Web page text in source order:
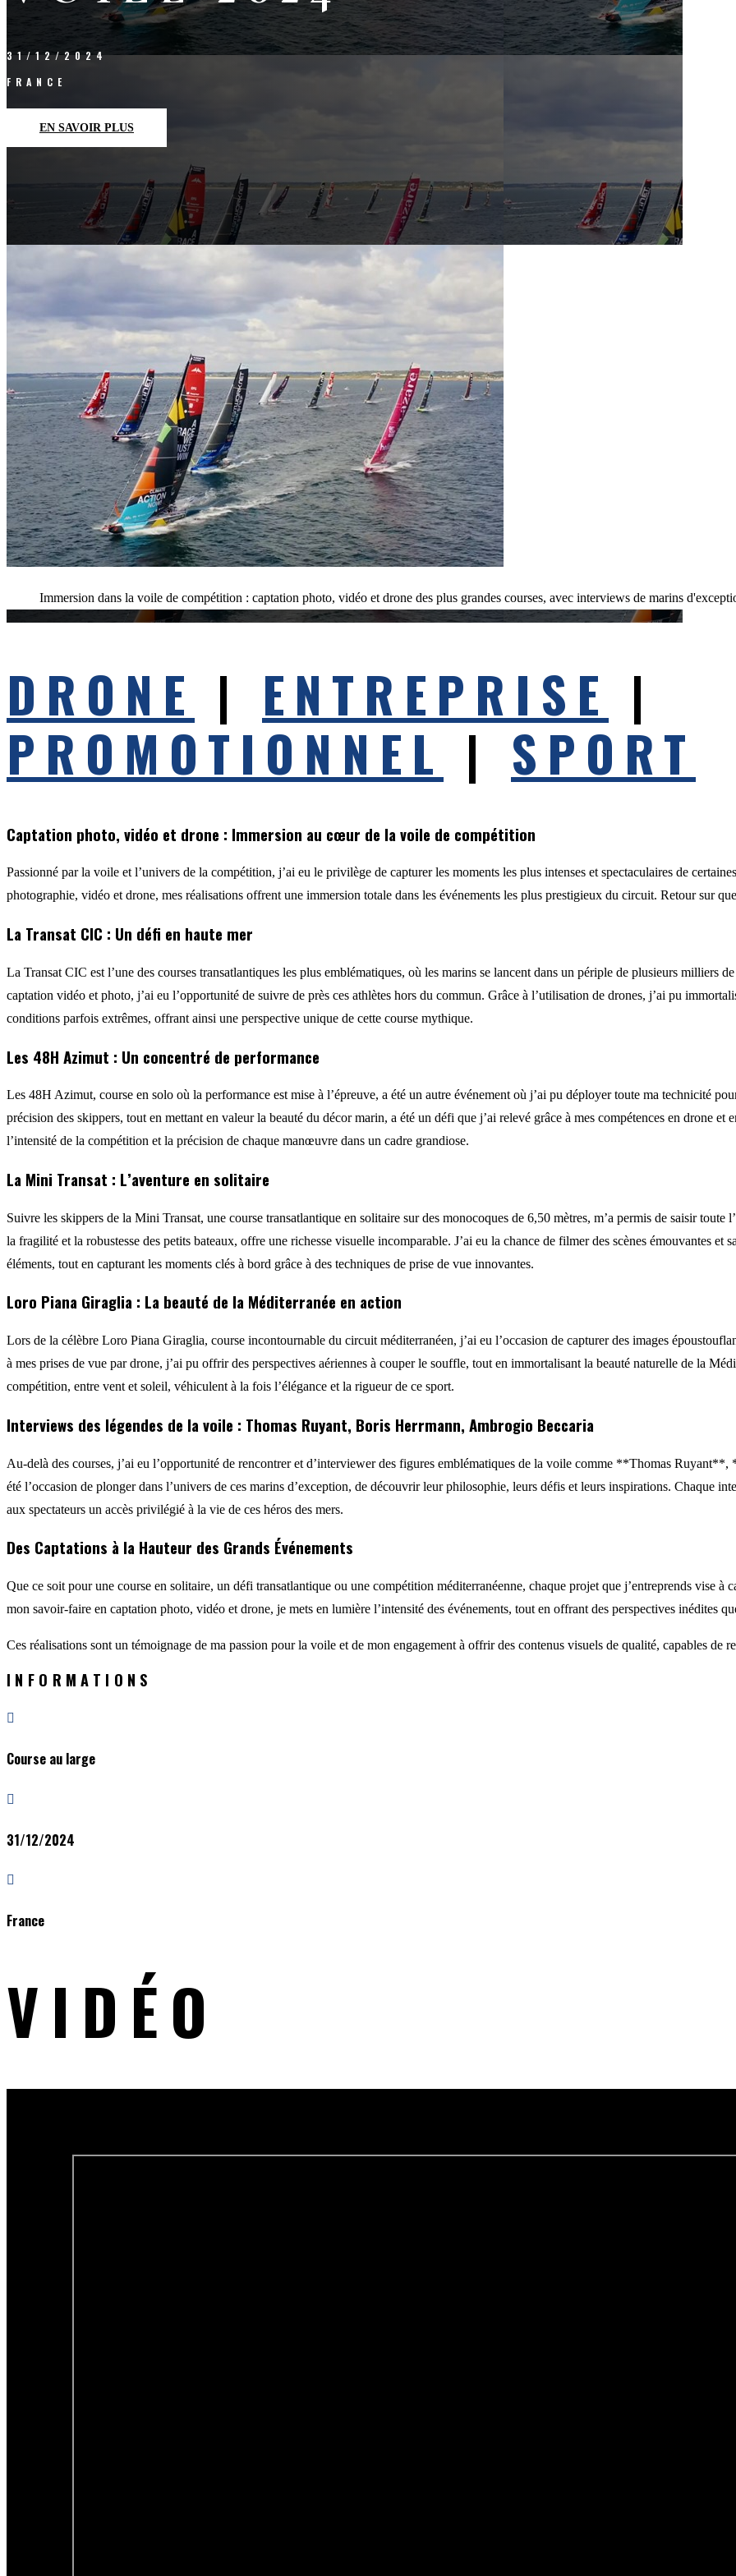
31/12/2024
FRANCE
EN SAVOIR PLUS
Immersion dans la voile de compétition : captation photo, vidéo et drone des plus grandes courses, avec interviews de marins
DRONE | ENTREPRISE |
PROMOTIONNEL | SPORT
Captation photo, vidéo et drone : Immersion au cœur de la voile de compétition
Passionné par la voile et l’univers de la compétition, j’ai eu le privilège de capturer les moments les plus intenses et spectaculaires de
photographie, vidéo et drone, mes réalisations offrent une immersion totale dans les événements les plus prestigieux du circuit. Retour sur
La Transat CIC : Un défi en haute mer
La Transat CIC est l’une des courses transatlantiques les plus emblématiques, où les marins se lancent dans un périple de plusieurs milliers
captation vidéo et photo, j’ai eu l’opportunité de suivre de près ces athlètes hors du commun. Grâce à l’utilisation de drones, j’ai pu
conditions parfois extrêmes, offrant ainsi une perspective unique de cette course mythique.
Les 48H Azimut : Un concentré de performance
Les 48H Azimut, course en solo où la performance est mise à l’épreuve, a été un autre événement où j’ai pu déployer toute ma technicité
précision des skippers, tout en mettant en valeur la beauté du décor marin, a été un défi que j’ai relevé grâce à mes compétences en drone
l’intensité de la compétition et la précision de chaque manœuvre dans un cadre grandiose.
La Mini Transat : L’aventure en solitaire
Suivre les skippers de la Mini Transat, une course transatlantique en solitaire sur des monocoques de 6,50 mètres, m’a permis de saisir toute
la fragilité et la robustesse des petits bateaux, offre une richesse visuelle incomparable. J’ai eu la chance de filmer des scènes émouvantes et
éléments, tout en capturant les moments clés à bord grâce à des techniques de prise de vue innovantes.
Loro Piana Giraglia : La beauté de la Méditerranée en action
Lors de la célèbre Loro Piana Giraglia, course incontournable du circuit méditerranéen, j’ai eu l’occasion de capturer des images
à mes prises de vue par drone, j’ai pu offrir des perspectives aériennes à couper le souffle, tout en immortalisant la beauté naturelle de la
compétition, entre vent et soleil, véhiculent à la fois l’élégance et la rigueur de ce sport.
Interviews des légendes de la voile : Thomas Ruyant, Boris Herrmann, Ambrogio Beccaria
Au-delà des courses, j’ai eu l’opportunité de rencontrer et d’interviewer des figures emblématiques de la voile comme **Thomas
été l’occasion de plonger dans l’univers de ces marins d’exception, de découvrir leur philosophie, leurs défis et leurs inspirations. Chaque
aux spectateurs un accès privilégié à la vie de ces héros des mers.
Des Captations à la Hauteur des Grands Événements
Que ce soit pour une course en solitaire, un défi transatlantique ou une compétition méditerranéenne, chaque projet que j’entreprends vise à
mon savoir-faire en captation photo, vidéo et drone, je mets en lumière l’intensité des événements, tout en offrant des perspectives inédites
Ces réalisations sont un témoignage de ma passion pour la voile et de mon engagement à offrir des contenus visuels de qualité, capables de
INFORMATIONS

Course au large

31/12/2024

France
VIDÉO